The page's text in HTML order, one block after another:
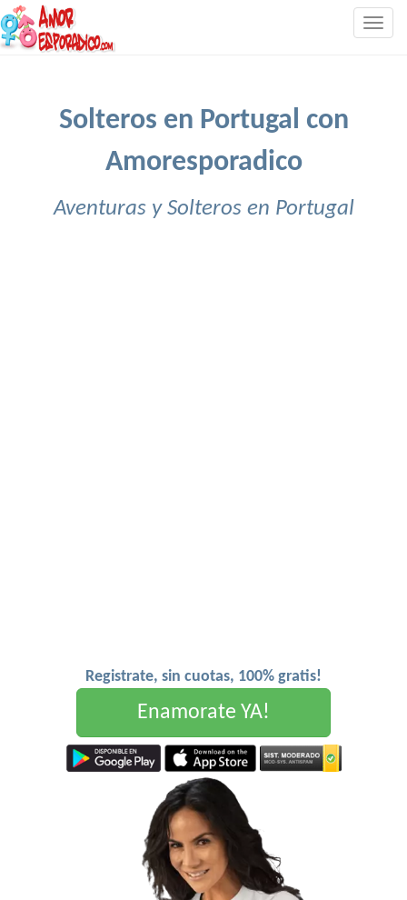
Solteros en Portugal con
Amoresporadico
Aventuras y Solteros en Portugal
Registrate, sin cuotas, 100% gratis!
Enamorate YA!